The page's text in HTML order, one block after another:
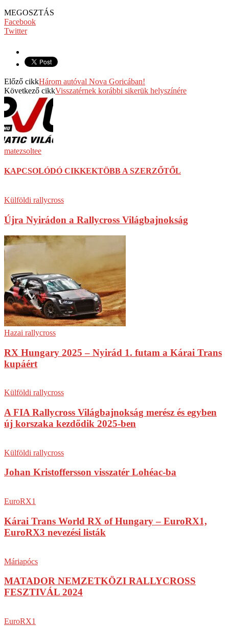
MEGOSZTÁS
Facebook
Twitter
Előző cikkHárom autóval Nova Goricában!
Következő cikkVisszatérnek korábbi sikerük helyszínére
matezsoltee
KAPCSOLÓDÓ CIKKEKTÖBB A SZERZŐTŐL
Külföldi rallycross
Újra Nyirádon a Rallycross Világbajnokság
Hazai rallycross
RX Hungary 2025 – Nyirád 1. futam a Kárai Trans
kupáért
Külföldi rallycross
A FIA Rallycross Világbajnokság merész és egyben
új korszaka kezdődik 2025-ben
Külföldi rallycross
Johan Kristoffersson visszatér Lohéac-ba
EuroRX1
Kárai Trans World RX of Hungary – EuroRX1,
EuroRX3 nevezési listák
Máriapócs
MATADOR NEMZETKÖZI RALLYCROSS
FESZTIVÁL 2024
EuroRX1